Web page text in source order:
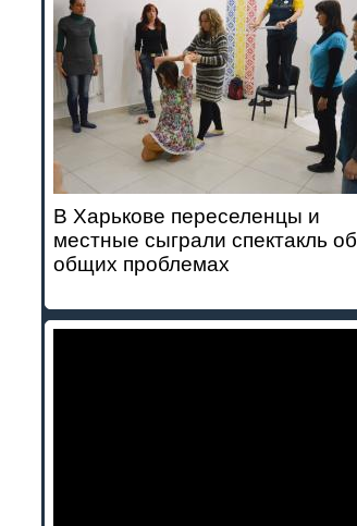
В Харькове переселенцы и
местные сыграли спектакль об
общих проблемах